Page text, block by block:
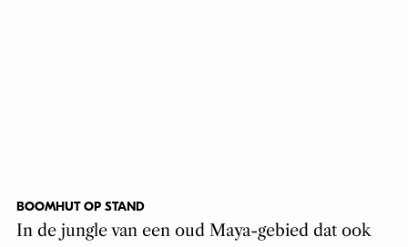
BOOMHUT OP STAND
In de jungle van een oud Maya-gebied dat ook